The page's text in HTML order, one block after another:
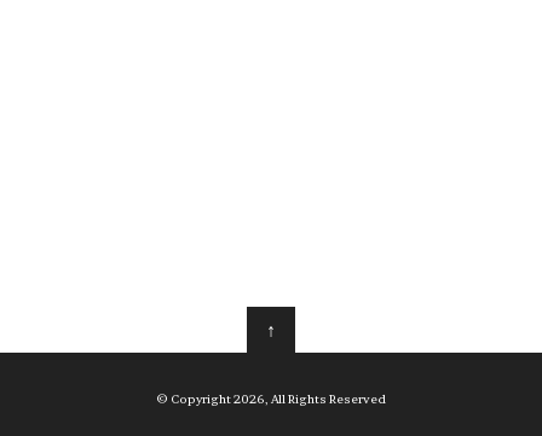
↑
© Copyright 2026, All Rights Reserved